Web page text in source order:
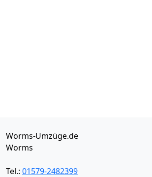
Worms-Umzüge.de
Worms
Tel.: 01579-2482399